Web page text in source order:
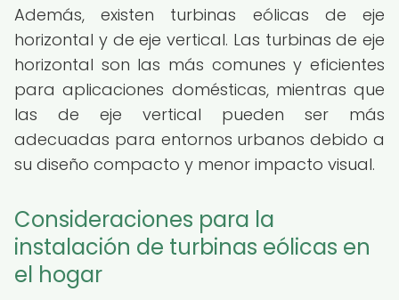
Además, existen turbinas eólicas de eje
horizontal y de eje vertical. Las turbinas de eje
horizontal son las más comunes y eficientes
para aplicaciones domésticas, mientras que
las de eje vertical pueden ser más
adecuadas para entornos urbanos debido a
su diseño compacto y menor impacto visual.
Consideraciones para la
instalación de turbinas eólicas en
el hogar